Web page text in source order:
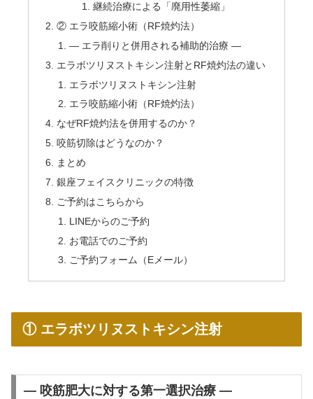
継続治療による「廃用性萎縮」
② エラ咬筋縮小術（RF焼灼法）
― エラ削りと併用される補助的治療 ―
エラボツリヌストキシン注射とRF焼灼法の違い
エラボツリヌストキシン注射
エラ咬筋縮小術（RF焼灼法）
なぜRF焼灼法を併用するのか？
咬筋切除はどうなのか？
まとめ
銀座フェイスクリニックの特徴
ご予約はこちらから
LINEからのご予約
お電話でのご予約
ご予約フォーム（Eメール）
① エラボツリヌストキシン注射
― 咬筋肥大に対する第一選択治療 ―